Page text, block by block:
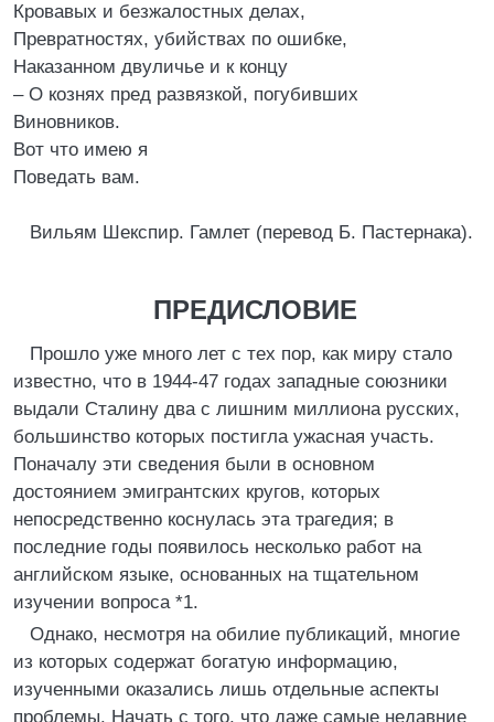
Кровавых и безжалостных делах,
Превратностях, убийствах по ошибке,
Наказанном двуличье и к концу
– О кознях пред развязкой, погубивших
Виновников.
Вот что имею я
Поведать вам.
Вильям Шекспир. Гамлет (перевод Б. Пастернака).
ПРЕДИСЛОВИЕ
Прошло уже много лет с тех пор, как миру стало
известно, что в 1944-47 годах западные союзники
выдали Сталину два с лишним миллиона русских,
большинство которых постигла ужасная участь.
Поначалу эти сведения были в основном
достоянием эмигрантских кругов, которых
непосредственно коснулась эта трагедия; в
последние годы появилось несколько работ на
английском языке, основанных на тщательном
изучении вопроса *1.
Однако, несмотря на обилие публикаций, многие
из которых содержат богатую информацию,
изученными оказались лишь отдельные аспекты
проблемы. Начать с того, что даже самые недавние